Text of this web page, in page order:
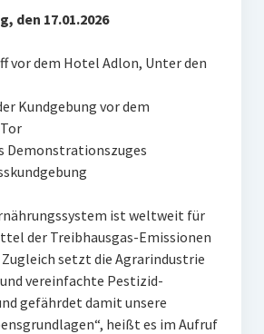
den 17.01.2026
vor dem Hotel Adlon, Unter den
Kundgebung vor dem
Demonstrationszuges
ist weltweit für
der Treibhausgas-Emissionen
setzt die Agrarindustrie
vereinfachte Pestizid-
gefährdet damit unsere
heißt es im Aufruf